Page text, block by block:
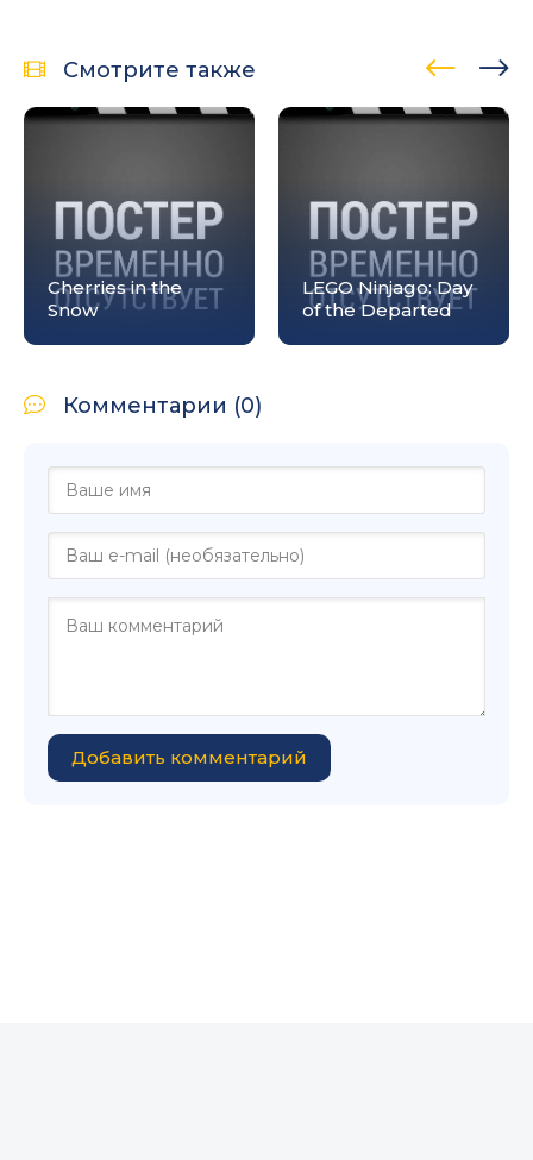
Смотрите также
Cherries in the
Snow
LEGO Ninjago: Day
of the Departed
Комментарии (0)
Добавить комментарий